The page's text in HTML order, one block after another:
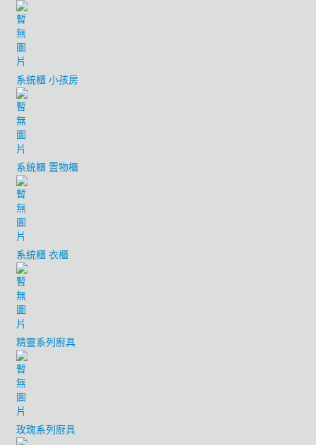
系統櫃 小孩房
系統櫃 置物櫃
系統櫃 衣櫃
精靈系列廚具
玫瑰系列廚具